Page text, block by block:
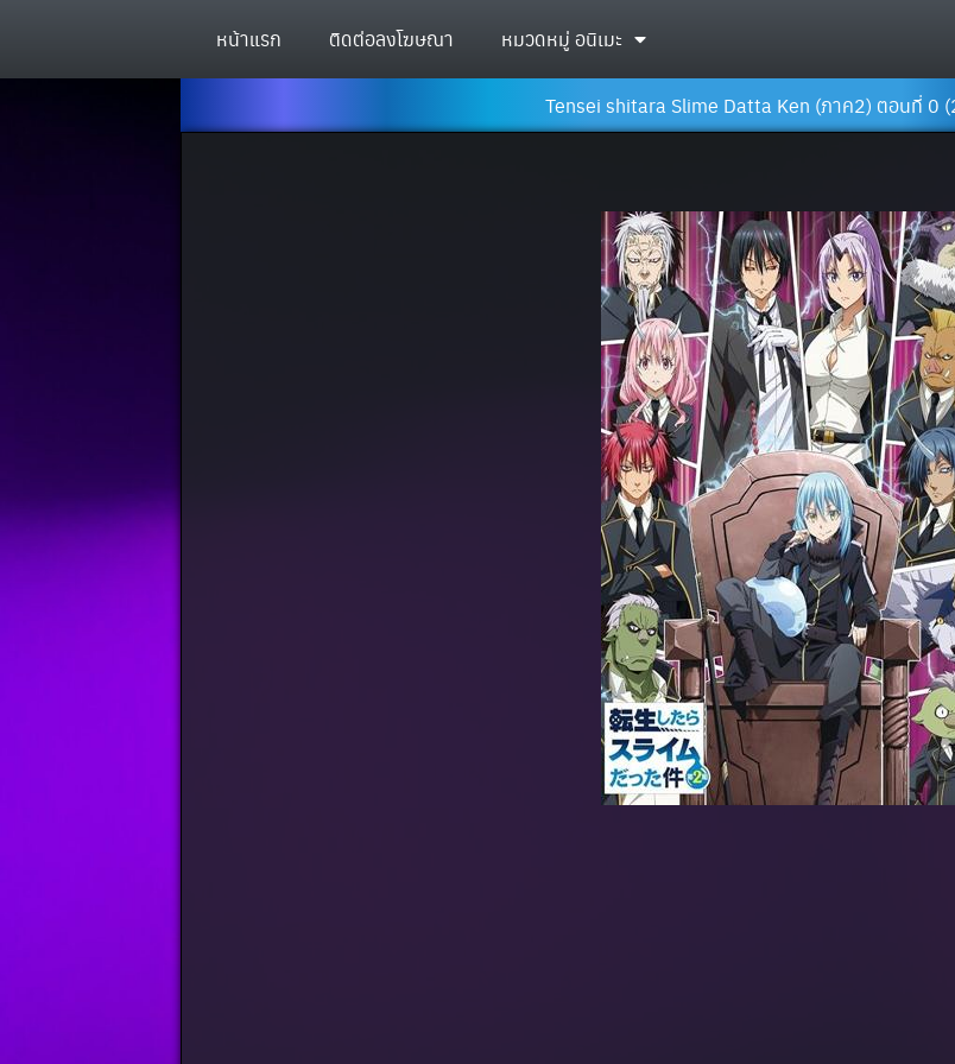
หน้าแรก ติดต่อลงโฆษณา หมวดหมู่ อนิเมะ
Tensei shitara Slime Datta Ken (ภาค2) ตอนที่ 0